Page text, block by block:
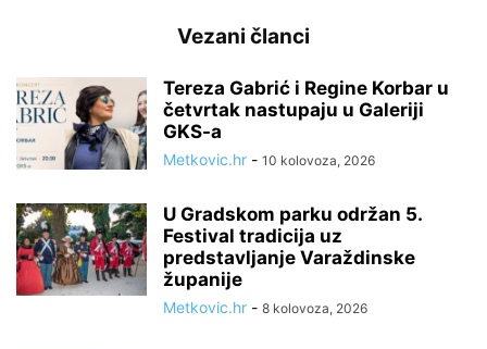
Vezani članci
Tereza Gabrić i Regine Korbar u
četvrtak nastupaju u Galeriji
GKS-a
Metkovic.hr - 10 kolovoza, 2026
U Gradskom parku održan 5.
Festival tradicija uz
predstavljanje Varaždinske
županije
Metkovic.hr - 8 kolovoza, 2026